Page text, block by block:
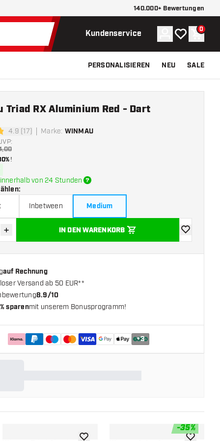
140.000+ Bewertungen
Kundenservice Konto
Meine 0
PERSONALISIEREN NEU SALE
4.9 (17) Marke: WINMAU
Triad RX Aluminium Red - Dart
!
von 24 Stunden
:
Inbetween Medium
Menge erhöhen
+ IN DEN WARENKORB
Zur
auf Rechnung
Versand ab 50 EUR**
8.9/10
sparenmit unserem Bonusprogramm!
+3
-35%